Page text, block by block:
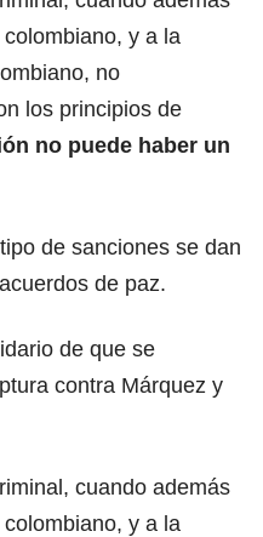
y a la
no
los principios de
no puede haber un
de sanciones se dan
de paz.
de que se
contra Márquez y
cuando además
y a la